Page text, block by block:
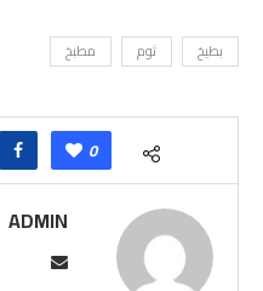
بطيخ ثوم مطبخ
0
ADMIN